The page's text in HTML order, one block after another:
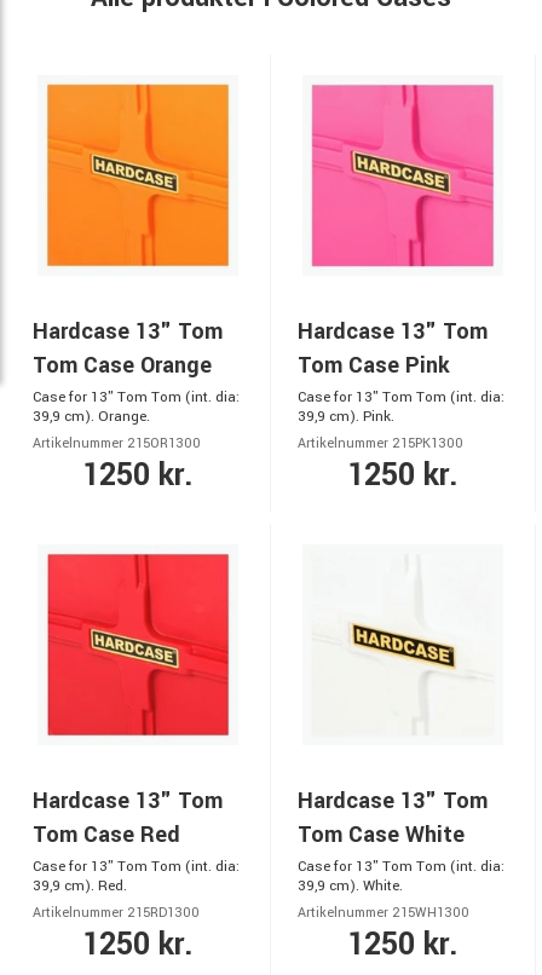
Hardcase 13" Tom
Tom Case Orange
Case for 13" Tom Tom (int. dia:
39,9 cm). Orange.
Artikelnummer 215OR1300
1250 kr.
Hardcase 13" Tom
Tom Case Pink
Case for 13" Tom Tom (int. dia:
39,9 cm). Pink.
Artikelnummer 215PK1300
1250 kr.
Hardcase 13" Tom
Tom Case Red
Case for 13" Tom Tom (int. dia:
39,9 cm). Red.
Artikelnummer 215RD1300
1250 kr.
Hardcase 13" Tom
Tom Case White
Case for 13" Tom Tom (int. dia:
39,9 cm). White.
Artikelnummer 215WH1300
1250 kr.